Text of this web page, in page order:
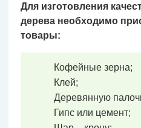
Для изготовления
дерева необходимо
товары:
Кофейные зерна;
Клей;
Деревянную
Гипс или цемент;